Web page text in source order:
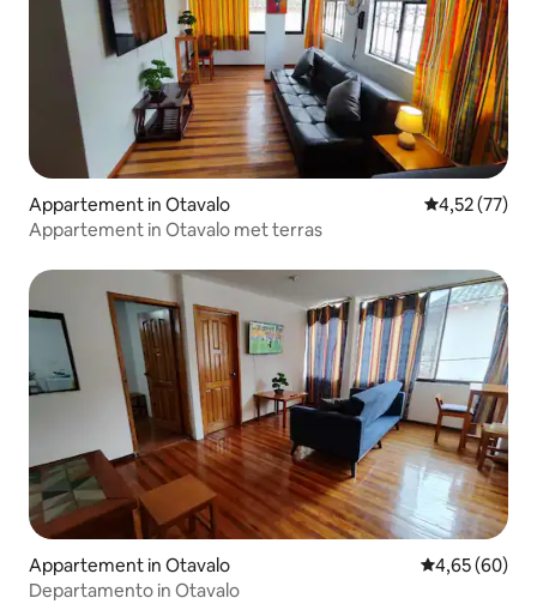
Appartement in Otavalo Gemiddelde
4,52 (77)
Appartement in Otavalo met terras
Appartement in Otavalo Gemiddelde
4,65 (60)
Departamento in Otavalo